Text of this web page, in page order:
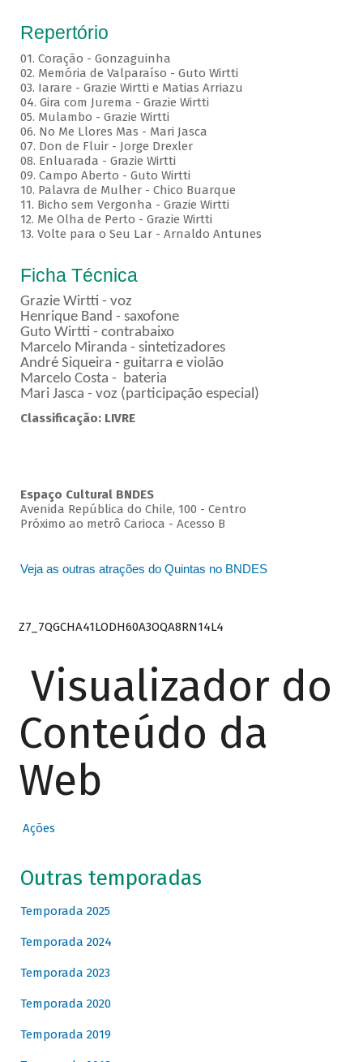
Repertório
01. Coração - Gonzaguinha
02. Memória de Valparaíso - Guto Wirtti
03. Iarare - Grazie Wirtti e Matias Arriazu
04. Gira com Jurema - Grazie Wirtti
05. Mulambo - Grazie Wirtti
06. No Me Llores Mas - Mari Jasca
07. Don de Fluir - Jorge Drexler
08. Enluarada - Grazie Wirtti
09. Campo Aberto - Guto Wirtti
10. Palavra de Mulher - Chico Buarque
11. Bicho sem Vergonha - Grazie Wirtti
12. Me Olha de Perto - Grazie Wirtti
13. Volte para o Seu Lar - Arnaldo Antunes
Ficha Técnica
Grazie Wirtti - voz
Henrique Band - saxofone
Guto Wirtti - contrabaixo
Marcelo Miranda - sintetizadores
André Siqueira - guitarra e violão
Marcelo Costa - bateria
Mari Jasca - voz (participação especial)
Classificação: LIVRE
Espaço Cultural BNDES
Avenida República do Chile, 100 - Centro
Próximo ao metrô Carioca - Acesso B
Veja as outras atrações do Quintas no BNDES
Z7_7QGCHA41LODH60A3OQA8RN14L4
Visualizador do
Conteúdo da
Web
Ações
Outras temporadas
Temporada 2025
Temporada 2024
Temporada 2023
Temporada 2020
Temporada 2019